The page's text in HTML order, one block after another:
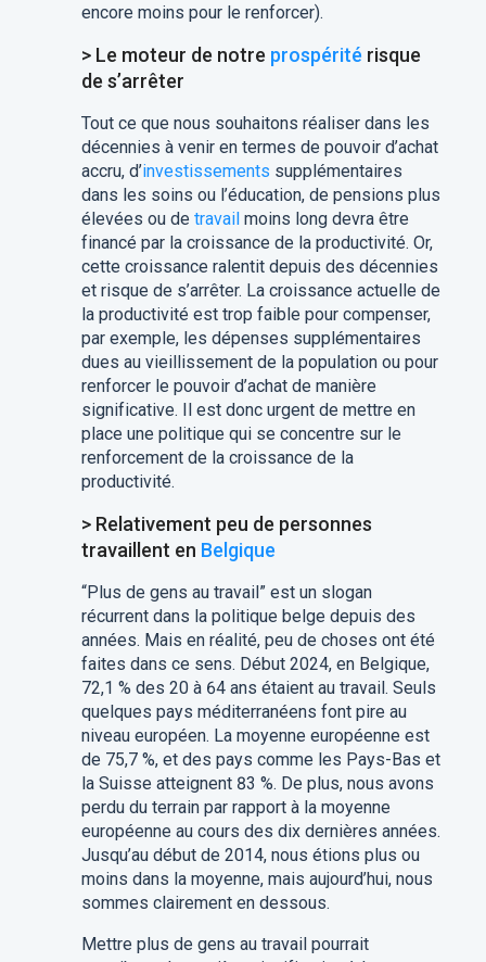
encore moins pour le renforcer).
> Le moteur de notre prospérité risque
de s’arrêter
Tout ce que nous souhaitons réaliser dans les
décennies à venir en termes de pouvoir d’achat
accru, d’investissements supplémentaires
dans les soins ou l’éducation, de pensions plus
élevées ou de travailmoins long devra être
financé par la croissance de la productivité. Or,
cette croissance ralentit depuis des décennies
et risque de s’arrêter. La croissance actuelle de
la productivité est trop faible pour compenser,
par exemple, les dépenses supplémentaires
dues au vieillissement de la population ou pour
renforcer le pouvoir d’achat de manière
significative. Il est donc urgent de mettre en
place une politique qui se concentre sur le
renforcement de la croissance de la
productivité.
> Relativement peu de personnes
travaillent en Belgique
“Plus de gens au travail” est un slogan
récurrent dans la politique belge depuis des
années. Mais en réalité, peu de choses ont été
faites dans ce sens. Début 2024, en Belgique,
72,1 % des 20 à 64 ans étaient au travail. Seuls
quelques pays méditerranéens font pire au
niveau européen. La moyenne européenne est
de 75,7 %, et des pays comme les Pays-Bas et
la Suisse atteignent 83 %. De plus, nous avons
perdu du terrain par rapport à la moyenne
européenne au cours des dix dernières années.
Jusqu’au début de 2014, nous étions plus ou
moins dans la moyenne, mais aujourd’hui, nous
sommes clairement en dessous.
Mettre plus de gens au travail pourrait